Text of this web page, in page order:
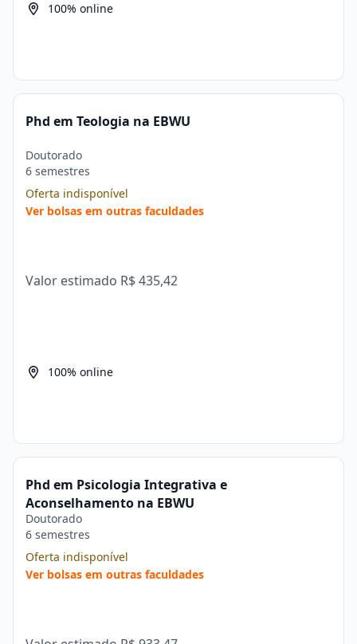
100% online
Phd em Teologia na EBWU
Doutorado
6 semestres
Oferta indisponível
Ver bolsas em outras faculdades
Valor estimado R$ 435,42
100% online
Phd em Psicologia Integrativa e
Aconselhamento na EBWU
Doutorado
6 semestres
Oferta indisponível
Ver bolsas em outras faculdades